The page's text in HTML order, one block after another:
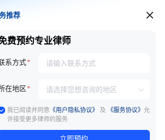
服务推荐
推荐
费预约专业律师
系方式
在地区
我已阅读并同意 《用户隐私协议》 及 《服务协议》 允
许接受更多律师的服务